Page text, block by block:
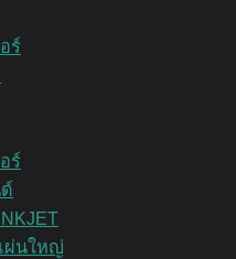
ร์
ร์
ผ่นใหญ่